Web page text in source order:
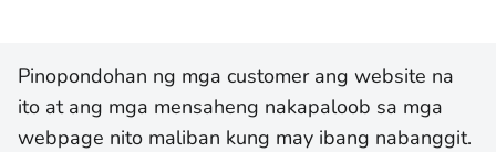
Pinopondohan ng mga customer ang website na
ito at ang mga mensaheng nakapaloob sa mga
webpage nito maliban kung may ibang nabanggit.